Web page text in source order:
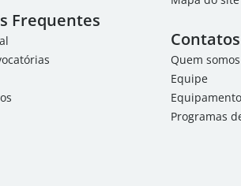
Frequentes
Contatos
Quem somos
Equipe
Programas